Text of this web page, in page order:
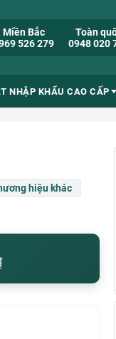
Miền Bắc
526 279
Toàn
0948 020
NHẬP KHẨU CAO CẤP
hiệu khác